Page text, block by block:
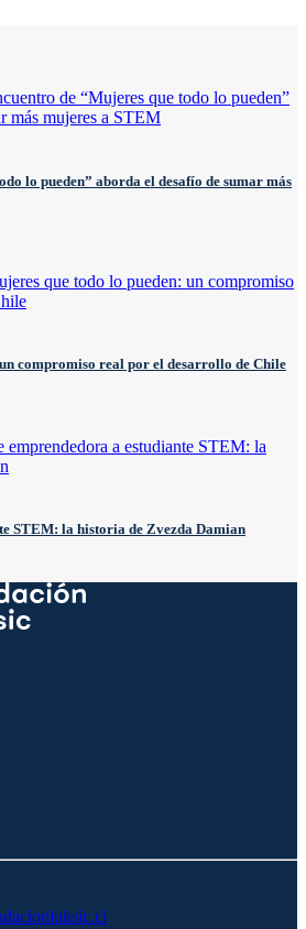
lo pueden” aborda el desafío de sumar más
compromiso real por el desarrollo de Chile
STEM: la historia de Zvezda Damian